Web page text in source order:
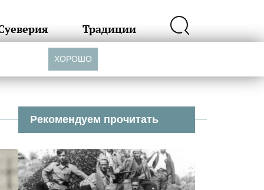
Традиции
Рекомендуем прочитать
ХОРОШО